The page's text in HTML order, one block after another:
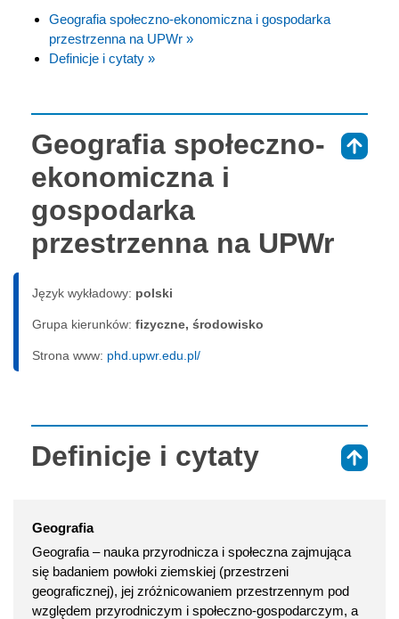
Geografia społeczno-ekonomiczna i gospodarka
przestrzenna na UPWr »
Definicje i cytaty »
Geografia społeczno-
ekonomiczna i
gospodarka
przestrzenna na UPWr
Język wykładowy: polski
Grupa kierunków: fizyczne, środowisko
Strona www: phd.upwr.edu.pl/
Definicje i cytaty
Geografia
Geografia – nauka przyrodnicza i społeczna zajmująca
się badaniem powłoki ziemskiej (przestrzeni
geograficznej), jej zróżnicowaniem przestrzennym pod
względem przyrodniczym i społeczno-gospodarczym, a